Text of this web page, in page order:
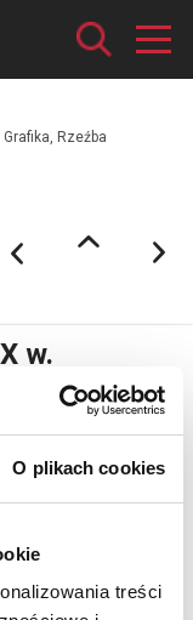
O plikach cookies
treści
Rzeźba
w.